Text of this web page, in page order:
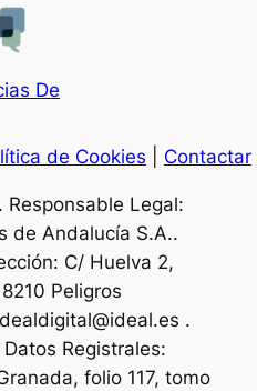
De
de Cookies Contactar
Legal:
de Andalucía S.A..
C/ Huelva 2,
Peligros
.
Registrales:
folio 117, tomo